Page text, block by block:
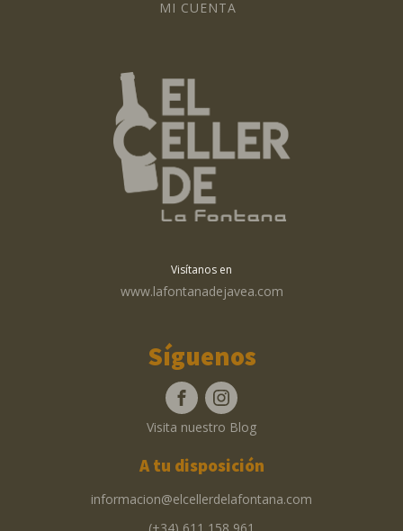
MI CUENTA
Visítanos en
www.lafontanadejavea.com
Síguenos
Visita nuestro Blog
A tu disposición
informacion@elcellerdelafontana.com